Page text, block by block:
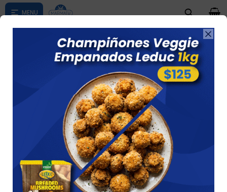

según su zona
0

TALLARINES MARCA LOS ABUELOS
Ver 2 artículos